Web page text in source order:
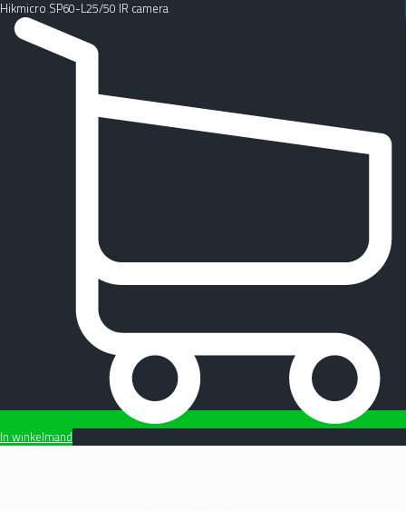
Hikmicro SP60-L25/50 IR camera
In winkelmand